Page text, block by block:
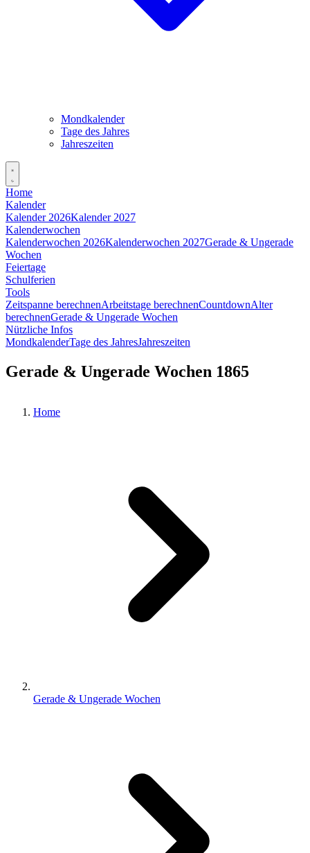
Mondkalender
Tage des Jahres
Jahreszeiten
Home
Kalender
Kalender 2026Kalender 2027
Kalenderwochen
Kalenderwochen 2026Kalenderwochen 2027Gerade & Ungerade
Wochen
Feiertage
Schulferien
Tools
Zeitspanne berechnenArbeitstage berechnenCountdownAlter
berechnenGerade & Ungerade Wochen
Nützliche Infos
MondkalenderTage des JahresJahreszeiten
Gerade & Ungerade Wochen 1865
Home
Gerade & Ungerade Wochen